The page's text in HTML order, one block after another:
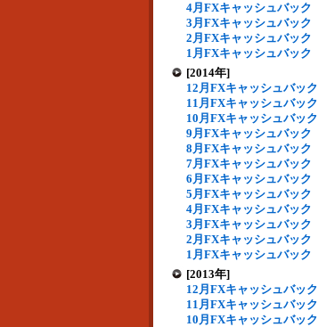
4月FXキャッシュバック
3月FXキャッシュバック
2月FXキャッシュバック
1月FXキャッシュバック
[2014年]
12月FXキャッシュバック
11月FXキャッシュバック
10月FXキャッシュバック
9月FXキャッシュバック
8月FXキャッシュバック
7月FXキャッシュバック
6月FXキャッシュバック
5月FXキャッシュバック
4月FXキャッシュバック
3月FXキャッシュバック
2月FXキャッシュバック
1月FXキャッシュバック
[2013年]
12月FXキャッシュバック
11月FXキャッシュバック
10月FXキャッシュバック